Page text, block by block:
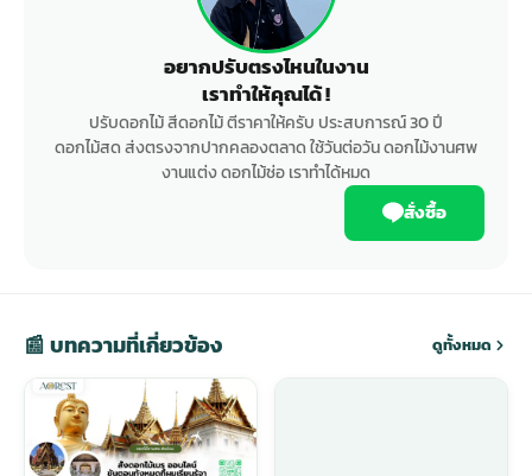
อยากปรับตรงไหนในงาน
เราทำให้คุณได้ !
ปรับดอกไม้ สีดอกไม้ ตีราคาให้ครับ ประสบการณ์ 30 ปี
ดอกไม้สด ส่งตรงจากปากคลองตลาด ใช้วันต่อวัน ดอกไม้งานศพ
งานแต่ง ดอกไม้ช่อ เราทำได้หมด
สั่งซื้อ
📰 บทความที่เกี่ยวข้อง ดูทั้งหมด